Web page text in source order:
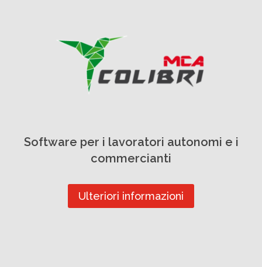
Software per i lavoratori autonomi e i
commercianti
Ulteriori informazioni